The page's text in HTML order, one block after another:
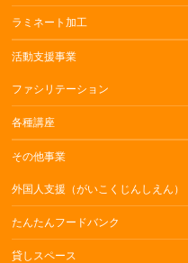
ラミネート加工
活動支援事業
ファシリテーション
各種講座
その他事業
外国人支援（がいこくじんしえん）
たんたんフードバンク
貸しスペース